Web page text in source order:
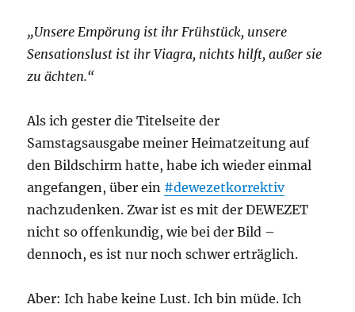
„Unsere Empörung ist ihr Frühstück, unsere
Sensationslust ist ihr Viagra, nichts hilft, außer sie
zu ächten.“
Als ich gester die Titelseite der
Samstagsausgabe meiner Heimatzeitung auf
den Bildschirm hatte, habe ich wieder einmal
angefangen, über ein #dewezetkorrektiv
nachzudenken. Zwar ist es mit der DEWEZET
nicht so offenkundig, wie bei der Bild –
dennoch, es ist nur noch schwer erträglich.
Aber: Ich habe keine Lust. Ich bin müde. Ich